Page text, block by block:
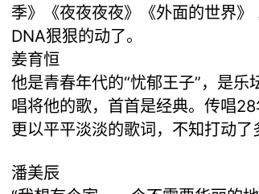
季》《夜夜夜夜》《外面的世界》
DNA狠狠的动了。
姜育恒
他是青春年代的“忧郁王子”，是
唱将他的歌，首首是经典。传唱28
更以平平淡淡的歌词，不知打动了
潘美辰